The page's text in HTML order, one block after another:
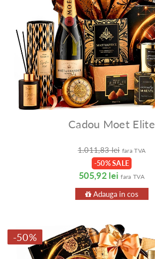
Cadou Moet Elite
1.011,83 lei fara TVA
-50% SALE
505,92 lei fara TVA
Adauga in cos
-50%